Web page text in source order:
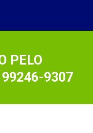
PELO
9307